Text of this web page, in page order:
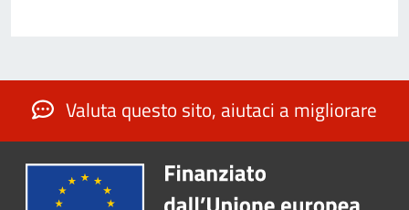
Valuta questo sito, aiutaci a migliorare